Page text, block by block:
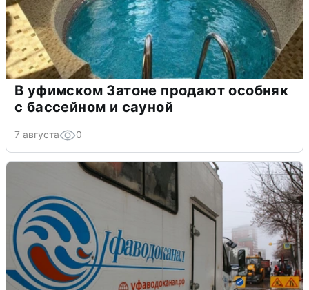
В уфимском Затоне продают особняк
с бассейном и сауной
7 августа 0